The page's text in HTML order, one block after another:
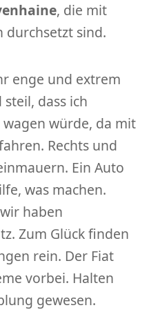
, die mit
durchsetzt sind.
enge und extrem
dass ich
würde, da mit
Rechts und
Ein Auto
was machen.
haben
Zum Glück finden
rein. Der Fiat
vorbei. Halten
gewesen.